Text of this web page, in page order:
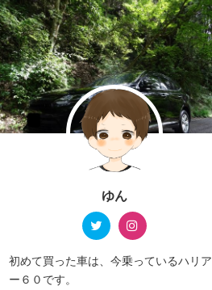
ゆん
初めて買った車は、今乗っているハリア
ー６０です。